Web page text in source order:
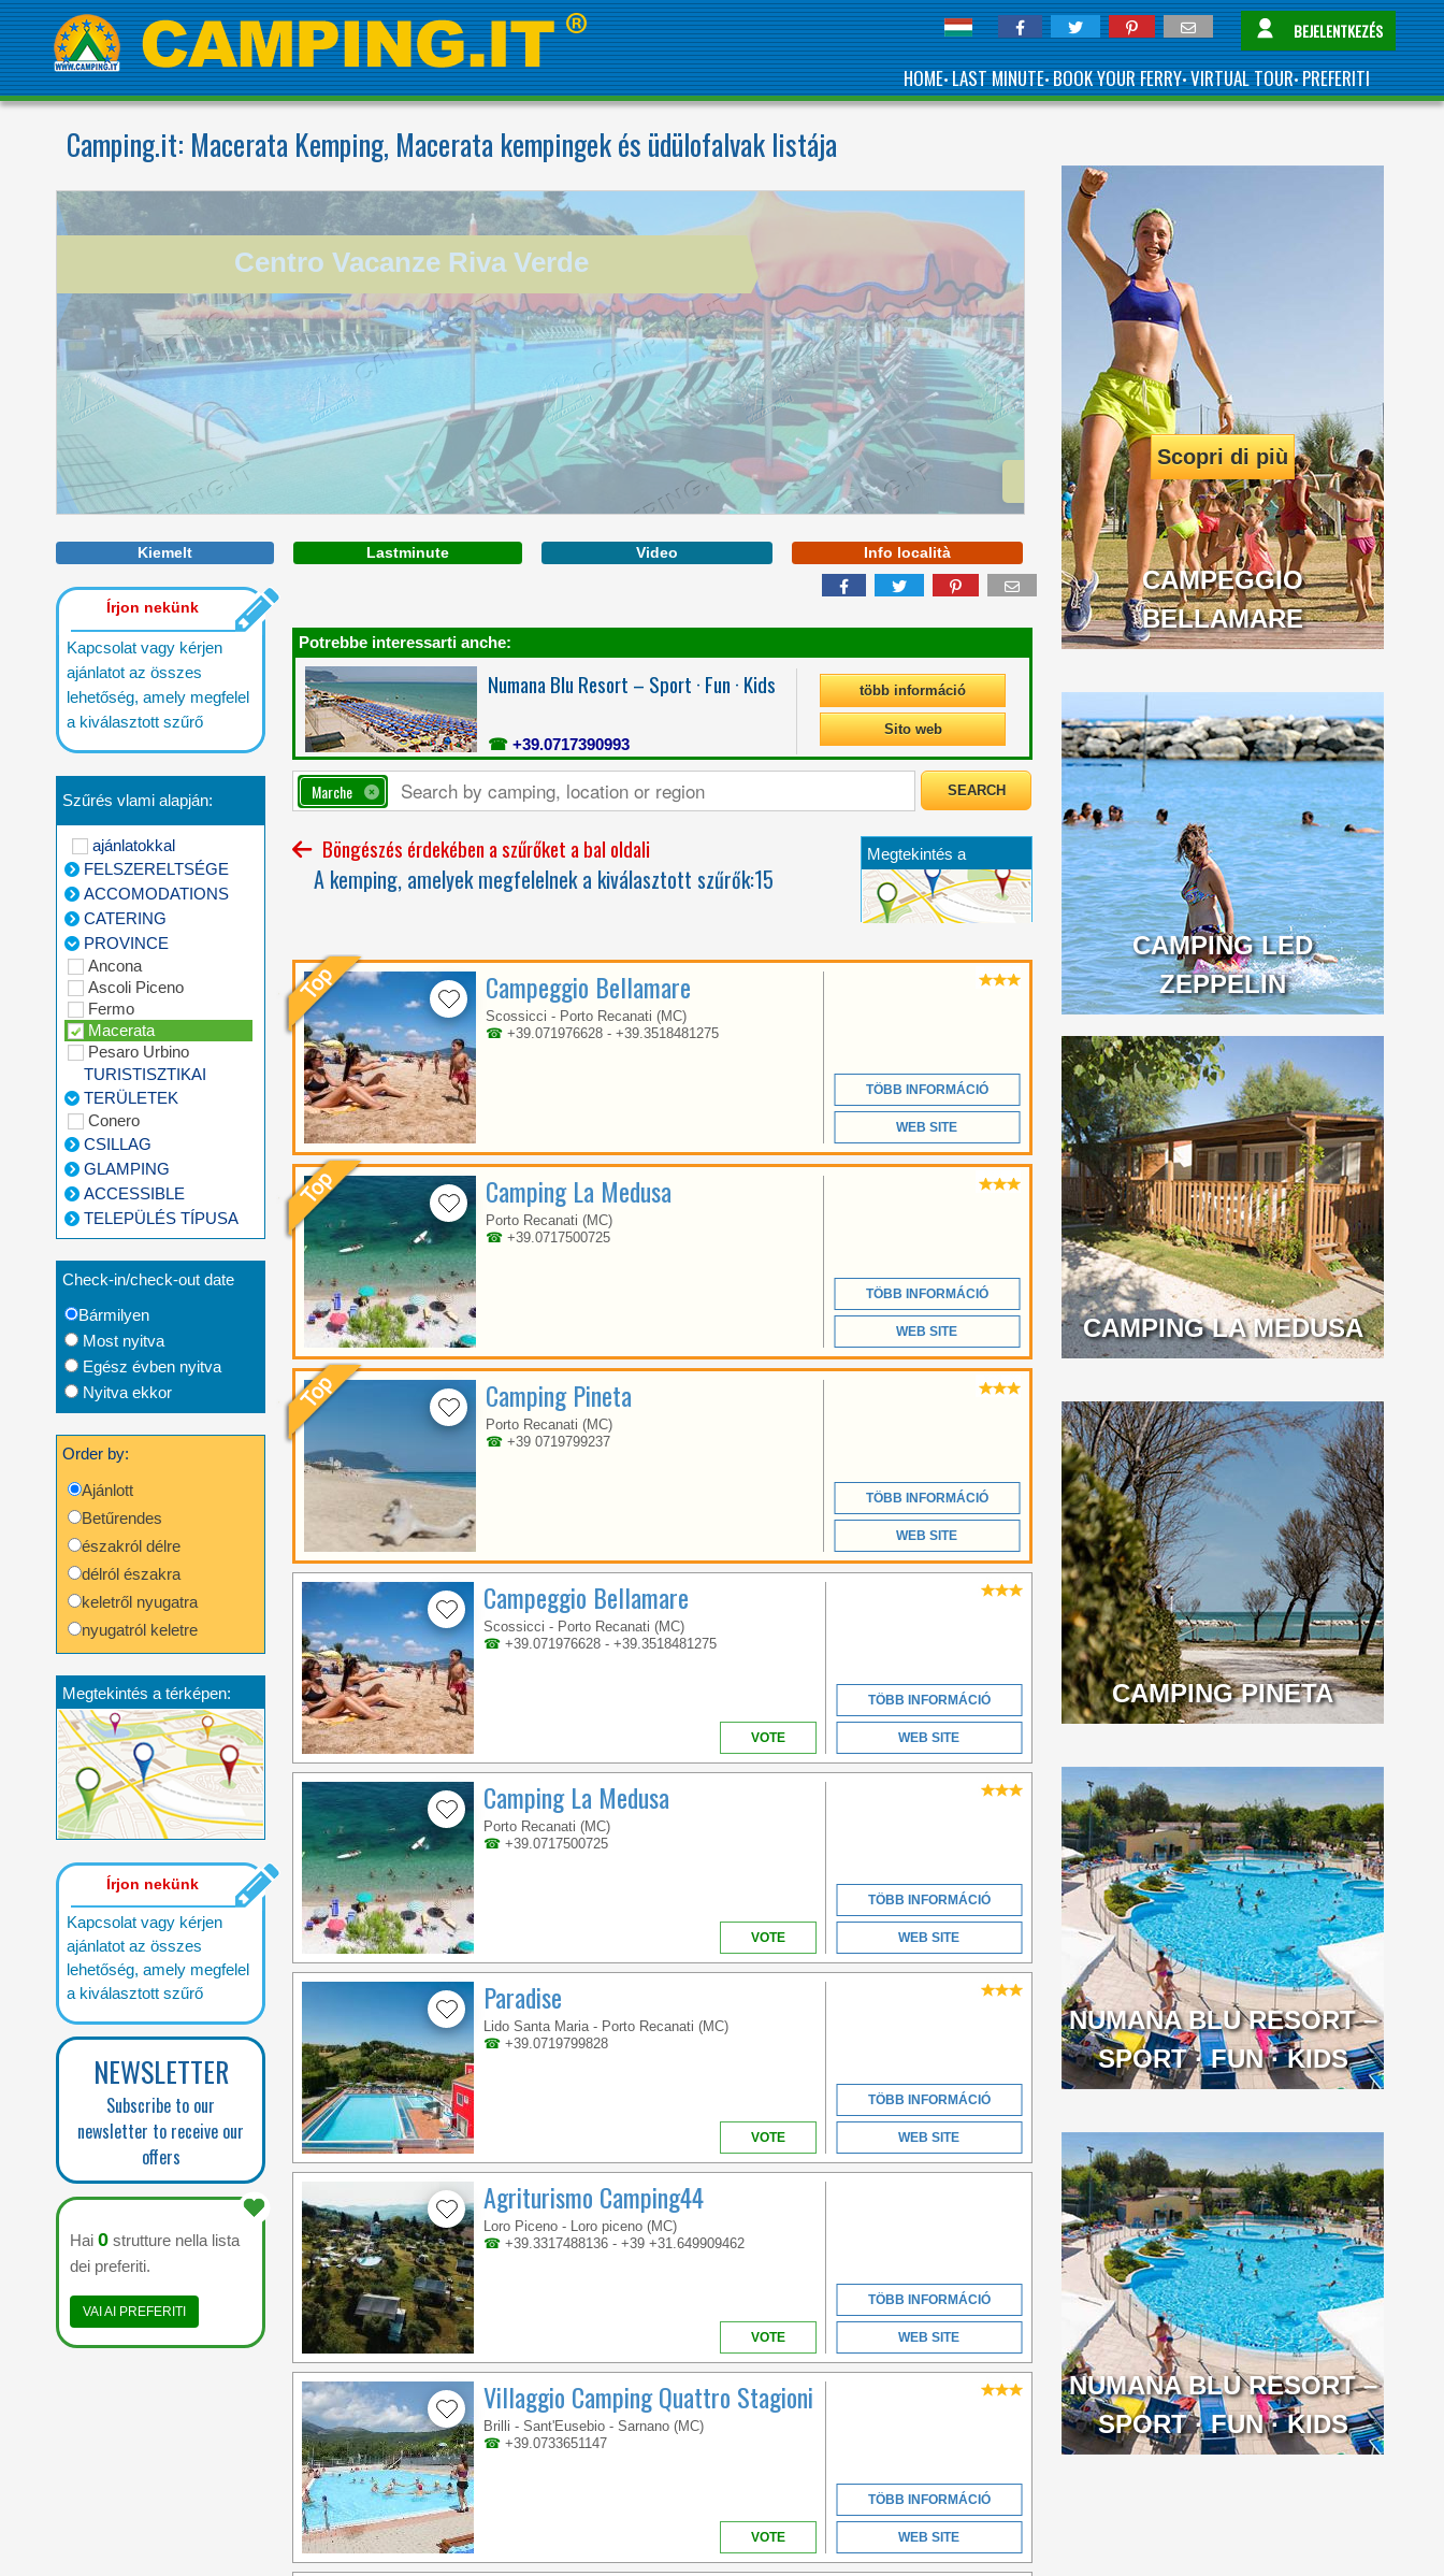
BEJELENTKEZÉS
HOME•LAST MINUTE•BOOK YOUR FERRY•VIRTUAL TOUR•PREFERITI
Camping.it: Macerata Kemping, Macerata kempingek és üdülofalvak listája
Centro Vacanze Riva Verde
Marche
Camping . Village . Residence .
Aquapark
Kiemelt Lastminute Video Info località
Írjon nekünk
Kapcsolat vagy kérjen
ajánlatot az összes
lehetőség, amely megfelel
a kiválasztott szűrő
Szűrés vlami alapján:
ajánlatokkal
FELSZERELTSÉGE
ACCOMODATIONS
CATERING
PROVINCE
Ancona
Ascoli Piceno
Fermo
Macerata
Pesaro Urbino
TURISTISZTIKAI
TERÜLETEK
Conero
CSILLAG
GLAMPING
ACCESSIBLE
TELEPÜLÉS TÍPUSA
Check-in/check-out date
Bármilyen
Most nyitva
Egész évben nyitva
Nyitva ekkor
Order by:
Ajánlott
Betűrendes
északról délre
délról északra
keletről nyugatra
nyugatról keletre
Megtekintés a térképen:
Írjon nekünk
Kapcsolat vagy kérjen
ajánlatot az összes
lehetőség, amely megfelel
a kiválasztott szűrő
NEWSLETTER
Subscribe to our
newsletter to receive our
offers
Hai 0 strutture nella lista
dei preferiti.
VAI AI PREFERITI
Potrebbe interessarti anche:
Numana Blu Resort – Sport · Fun · Kids
☎ +39.0717390993
több információ
Sito web
Marche
Böngészés érdekében a szűrőket a bal oldali
A kemping, amelyek megfelelnek a kiválasztott szűrők:15
Megtekintés a
térképen:
Campeggio Bellamare
Scossicci - Porto Recanati (MC)
☎ +39.071976628 - +39.3518481275
TÖBB INFORMÁCIÓ
WEB SITE
Camping La Medusa
Porto Recanati (MC)
☎ +39.0717500725
TÖBB INFORMÁCIÓ
WEB SITE
Camping Pineta
Porto Recanati (MC)
☎ +39 0719799237
TÖBB INFORMÁCIÓ
WEB SITE
Campeggio Bellamare
Scossicci - Porto Recanati (MC)
☎ +39.071976628 - +39.3518481275
VOTE
TÖBB INFORMÁCIÓ
WEB SITE
Camping La Medusa
Porto Recanati (MC)
☎ +39.0717500725
VOTE
TÖBB INFORMÁCIÓ
WEB SITE
Paradise
Lido Santa Maria - Porto Recanati (MC)
☎ +39.0719799828
VOTE
TÖBB INFORMÁCIÓ
WEB SITE
Agriturismo Camping44
Loro Piceno - Loro piceno (MC)
☎ +39.3317488136 - +39 +31.649909462
VOTE
TÖBB INFORMÁCIÓ
WEB SITE
Villaggio Camping Quattro Stagioni
Brilli - Sant'Eusebio - Sarnano (MC)
☎ +39.0733651147
VOTE
TÖBB INFORMÁCIÓ
WEB SITE
FOR YOUR HOLIDAYS
CAMPEGGIO
BELLAMARE
Scopri di più
BETWEEN THE BLUE
PLEASANT HILLS OF
THE MARCHE
CAMPING LED
ZEPPELIN
MARCHE
IS LOCATED ON THE
COAST NORTH OF
PORTO RECANATI, AND
RECTANGULAR AND
FLAT, OF ABOUT 60,000
SQUARE METERS
CAMPING LA MEDUSA
THE PINEWOOD.
CAMPING PINETA
OUR CAMPSITE IS A
THOUSANDS OF TREES
NUMANA BLU RESORT –
SPORT · FUN · KIDS
OUR CAMPSITE IS A
THE HEART OF THE
NUMANA BLU RESORT –
SPORT · FUN · KIDS
MARCHE